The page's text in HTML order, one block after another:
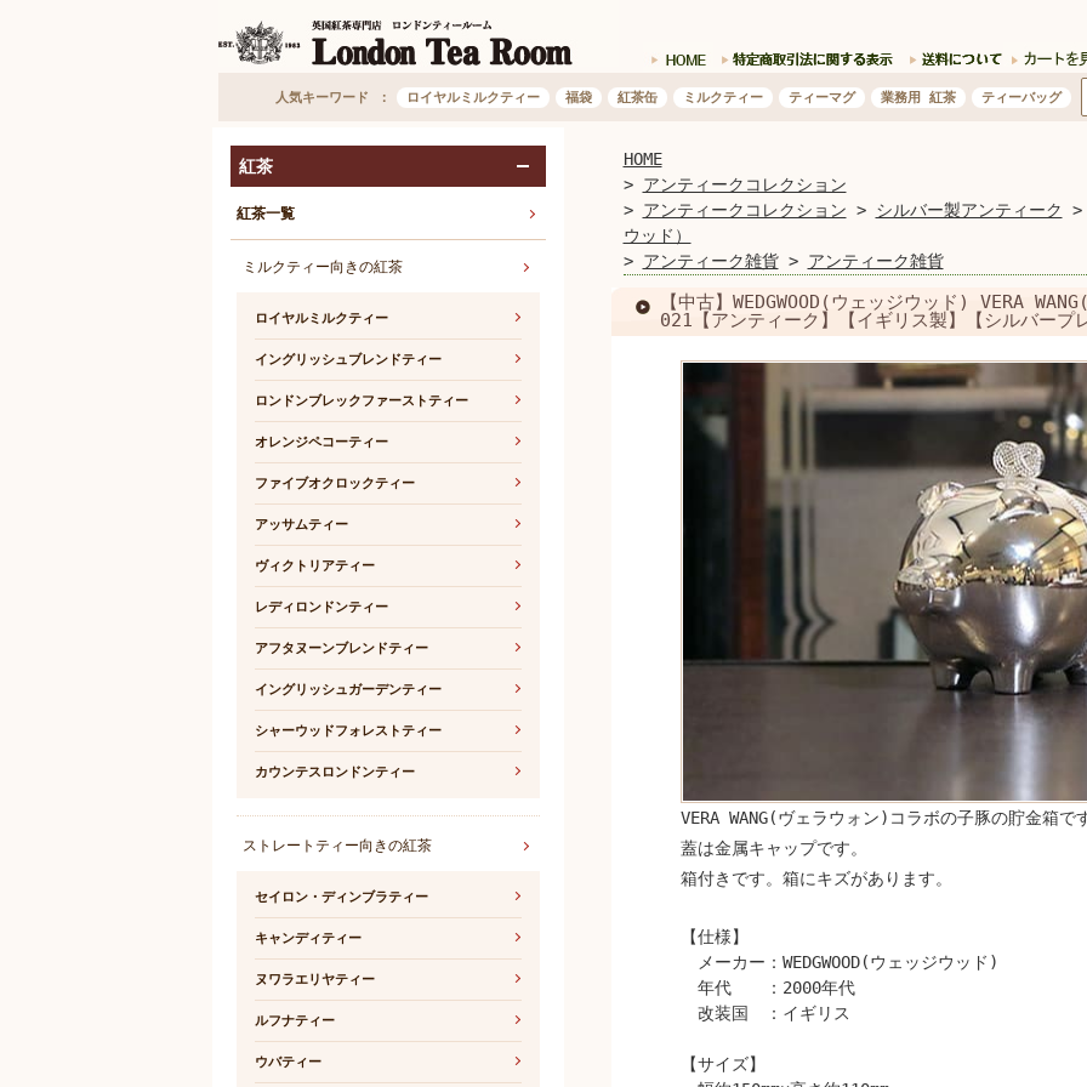
人気キーワード ロイヤルミルクティー 福袋 紅茶缶 ミルクティー ティーマグ 業務用 紅茶 ティーバッグ
紅茶
紅茶一覧
ミルクティー向きの紅茶
ロイヤルミルクティー
イングリッシュブレンドティー
ロンドンブレックファーストティー
オレンジペコーティー
ファイブオクロックティー
アッサムティー
ヴィクトリアティー
レディロンドンティー
アフタヌーンブレンドティー
イングリッシュガーデンティー
シャーウッドフォレストティー
カウンテスロンドンティー
ストレートティー向きの紅茶
セイロン・ディンブラティー
キャンディティー
ヌワラエリヤティー
ルフナティー
ウバティー
HOME
> アンティークコレクション
> アンティークコレクション > シルバー製アンティーク
ウッド）
> アンティーク雑貨> アンティーク雑貨
【中古】WEDGWOOD(ウェッジウッド) VERA
021【アンティーク】【イギリス製】【シルバープ
VERA WANG(ヴェラウォン)コラボの子豚の貯金箱で
蓋は金属キャップです。
箱付きです。箱にキズがあります。
【仕様】
メーカー：WEDGWOOD(ウェッジウッド)
年代 ：2000年代
改装国 ：イギリス
【サイズ】